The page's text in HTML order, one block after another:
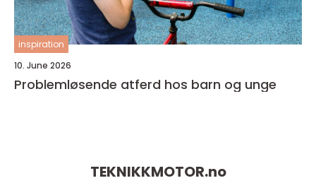
inspiration
10. June 2026
Problemløsende atferd hos barn og unge
TEKNIKKMOTOR.no